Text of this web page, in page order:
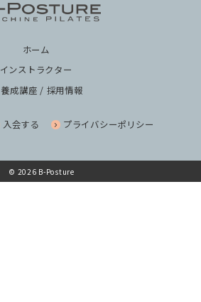
ホーム
インストラクター
養成講座 / 採用情報
入会する プライバシーポリシー
© 2026 B-Posture